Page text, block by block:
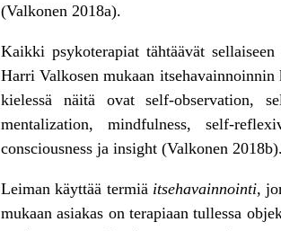
(Valkonen 2018a).
Kaikki psykoterapiat tähtäävät
Harri Valkosen mukaan
kielessä näitä ovat self-observation,
mentalization, mindfulness, self-
consciousness ja insight (Valkonen 2018b).
Leiman käyttää termiä itsehavainnointi,
mukaan asiakas on terapiaan tullessa